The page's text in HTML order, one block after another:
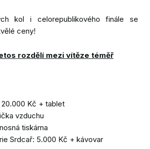
kol i celorepublikového finále se
ceny!
rozdělí mezi vítěze téměř
20.000 Kč + tablet
vzduchu
tiskárna
Srdcař: 5.000 Kč + kávovar